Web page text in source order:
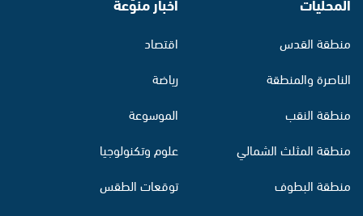
منطقة القدس
الناصرة والمنطقة
منطقة النقب
منطقة المثلث الشمالي
منطقة البطوف
اقتصاد
رياضة
الموسوعة
علوم وتكنولوجيا
توقعات الطقس